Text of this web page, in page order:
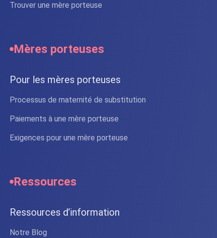
Trouver une mère porteuse
Mères porteuses
Pour les mères porteuses
Processus de maternité de substitution
Paiements à une mère porteuse
Exigences pour une mère porteuse
Ressources
Ressources d’information
Notre Blog